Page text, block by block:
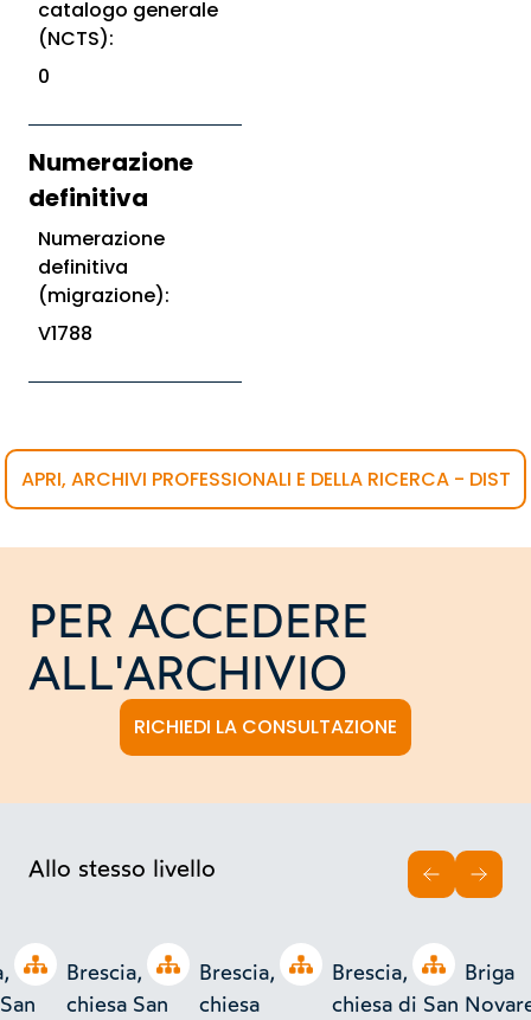
catalogo generale
(NCTS):
0
Numerazione
definitiva
Numerazione
definitiva
(migrazione):
V1788
APRI, ARCHIVI PROFESSIONALI E DELLA RICERCA - DIST
PER ACCEDERE
ALL'ARCHIVIO
RICHIEDI LA CONSULTAZIONE
Allo stesso livello
Open tree Open tree
Brescia,
chiesa San
Open tree
Brescia,
chiesa
Open tree
Brescia,
chiesa di San
Briga
INDIETRO